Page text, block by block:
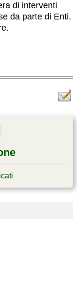
di interventi
da parte di Enti,